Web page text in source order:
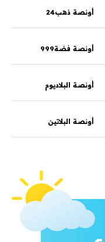
أونصة ذهب24
أونصة فضة999
أونصة البلاديوم
أونصة البلاتين